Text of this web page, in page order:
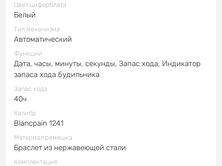
Цвет циферблата
Белый
Тип механизма
Автоматический
Функции
Дата, часы, минуты, секунды, Запас хода, Индикатор
запаса хода будильника
Запас хода
40ч
Калибр
Blancpain 1241
Материал ремешка
Браслет из нержавеющей стали
Комплектация